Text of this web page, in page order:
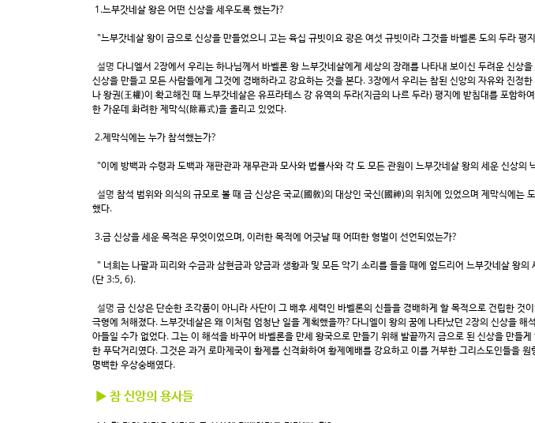
1.느부갓네살 왕은 어떤 신상을 세우도록 했는가?
"느부갓네살 왕이 금으로 신상을 만들었으니 고는 육십 규빗이요 광은 여섯 규빗이라 그것을 바벨론 도의 두라 평
설명 다니엘서 2장에서 우리는 하나님께서 바벨론 왕 느부갓네살에게 세상의 장래를 나타내 보이신 두려운 신
신상을 만들고 모든 사람들에게 그것에 경배하라고 강요하는 것을 본다. 3장에서 우리는 참된 신앙의 자유와 진
나 왕권(王權)이 확고해진 때 느부갓네살은 유프라테스 강 유역의 두라(지금의 나르 두라) 평지에 받침대를 포함
한 가운데 화려한 제막식(除幕式)을 올리고 있었다.
2.제막식에는 누가 참석했는가?
"이에 방백과 수령과 도백과 재판관과 재무관과 모사와 법률사와 각 도 모든 관원이 느부갓네살 왕의 세운 신상
설명 참석 범위와 의식의 규모로 볼 때 금 신상은 국교(國敎)의 대상인 국신(國神)의 위치에 있었으며 제막식에
했다.
3.금 신상을 세운 목적은 무엇이었으며, 이러한 목적에 어긋날 때 어떠한 형벌이 선언되었는가?
" 너희는 나팔과 피리와 수금과 삼현금과 양금과 생황과 및 모든 악기 소리를 들을 때에 엎드리어 느부갓네살 왕
(단 3:5, 6).
설명 금 신상은 단순한 조각품이 아니라 사단이 그 배후 세력인 바벨론의 신들을 경배하게 할 목적으로 건립한
극형에 처해졌다. 느부갓네살은 왜 이처럼 엄청난 일을 계획했을까? 다니엘이 왕의 꿈에 나타났던 2장의 신상을
아들일 수가 없었다. 그는 이 해석을 바꾸어 바벨론을 만세 왕국으로 만들기 위해 발끝까지 금으로 된 신상을 만
한 푸닥거리였다. 그것은 과거 로마제국이 황제를 신격화하여 황제예배를 강요하고 이를 거부한 그리스도인들을
명백한 우상숭배였다.
▶ 참 신앙의 용사들